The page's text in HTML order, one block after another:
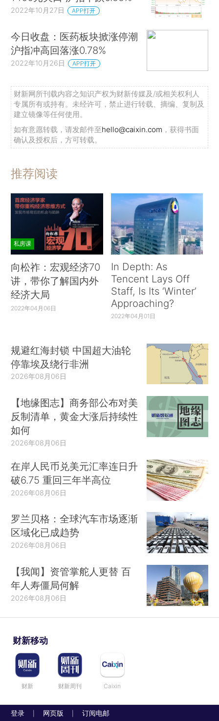
2022年10月27日 APP打开
今日收盘：医药板块掀涨停潮
沪指冲高回落涨0.78%
2022年10月26日 APP打开
财新网所刊载内容之知识产权为财新传媒及/或相关权利人
专属所有或持有。未经许可，禁止进行转载、摘编、复制及
建立镜像等任何使用。
如有意愿转载，请发邮件至hello@caixin.com ，获得书面
确认及授权后，方可转载。
推荐阅读
私房课
向松祚：宏观经济70
讲，带你了解国内外
经济大局
2022年04月06日
In Depth: As
Tencent Lays Off
Staff, Is Its ‘Winter’
Approaching?
2022年04月01日
规避红海封锁 中国超大油轮
停靠埃及绕行非洲
2026年08月06日
【地缘图志】商务部公布对美
反制清单，黄金大涨后持续性
如何
2026年08月06日
在岸人民币兑美元汇率连日升
破6.75 重回三年半高位
2026年08月06日
罗兰贝格：全球汽车市场逐渐
区域化已成趋势
2026年08月06日
【我闻】资管掌舵人更替 百
年人寿僵局何解
2026年08月06日
财新移动
财新 财新周刊 Caixin
登录 网页版 订阅电邮